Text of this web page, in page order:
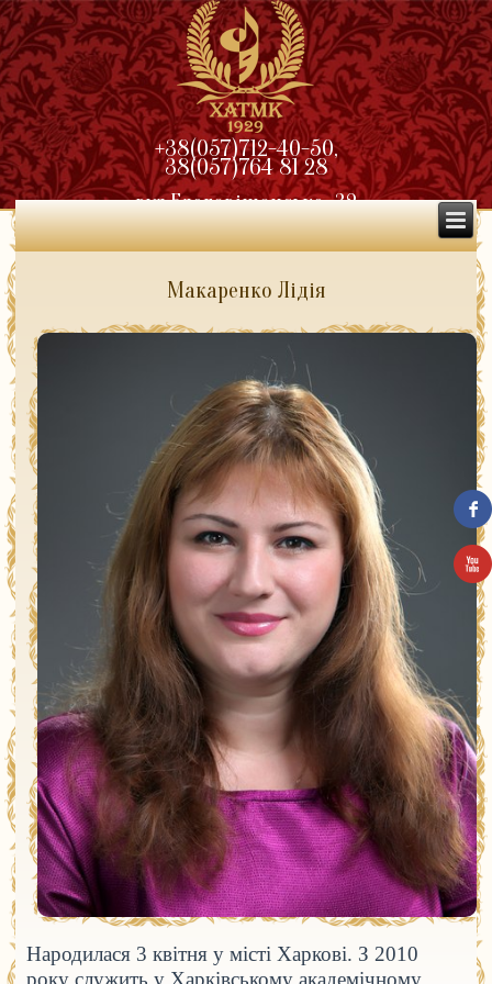
+38(057)712-40-50,
38(057)764 81 28
вул.Благовіщенська, 32
Макаренко Лідія
Народилася 3 квітня у місті Харкові. З 2010
року служить у Харківському академічному